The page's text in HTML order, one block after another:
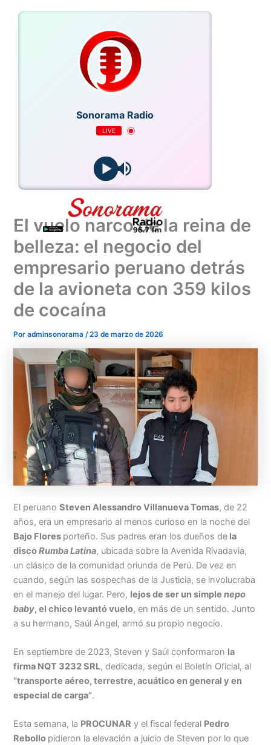
Sonorama Radio
LIVE
Menu
El vuelo narco de la reina de
belleza: el negocio del
empresario peruano detrás
de la avioneta con 359 kilos
de cocaína
Poradminsonorama/23 de marzo de 2026
El peruanoSteven Alessandro Villanueva Tomas, de 22
años, era un empresario al menos curioso en la noche del
Bajo Flores porteño. Sus padres eran los dueños de la
discoRumba Latina, ubicada sobre la Avenida Rivadavia,
un clásico de la comunidad oriunda de Perú. De vez en
cuando, según las sospechas de la Justicia, se involucraba
en el manejo del lugar. Pero, lejos de ser un simplenepo
baby, el chico levantó vuelo, en más de un sentido. Junto
a su hermano, Saúl Ángel, armó su propio negocio.
En septiembre de 2023, Steven y Saúl conformaron la
firma NQT 3232 SRL, dedicada, según el Boletín Oficial, al
“transporte aéreo, terrestre, acuático en general y en
especial de carga”.
Esta semana, la PROCUNAR y el fiscal federal Pedro
Rebollo pidieron la elevación a juicio de Steven por lo que